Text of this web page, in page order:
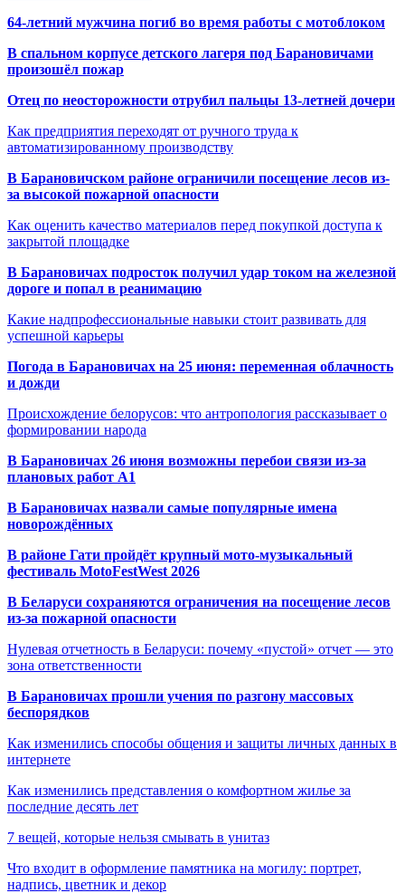
64-летний мужчина погиб во время работы с мотоблоком
В спальном корпусе детского лагеря под Барановичами
произошёл пожар
Отец по неосторожности отрубил пальцы 13-летней дочери
Как предприятия переходят от ручного труда к
автоматизированному производству
В Барановичском районе ограничили посещение лесов из-
за высокой пожарной опасности
Как оценить качество материалов перед покупкой доступа к
закрытой площадке
В Барановичах подросток получил удар током на железной
дороге и попал в реанимацию
Какие надпрофессиональные навыки стоит развивать для
успешной карьеры
Погода в Барановичах на 25 июня: переменная облачность
и дожди
Происхождение белорусов: что антропология рассказывает о
формировании народа
В Барановичах 26 июня возможны перебои связи из-за
плановых работ A1
В Барановичах назвали самые популярные имена
новорождённых
В районе Гати пройдёт крупный мото-музыкальный
фестиваль MotoFestWest 2026
В Беларуси сохраняются ограничения на посещение лесов
из-за пожарной опасности
Нулевая отчетность в Беларуси: почему «пустой» отчет — это
зона ответственности
В Барановичах прошли учения по разгону массовых
беспорядков
Как изменились способы общения и защиты личных данных в
интернете
Как изменились представления о комфортном жилье за
последние десять лет
7 вещей, которые нельзя смывать в унитаз
Что входит в оформление памятника на могилу: портрет,
надпись, цветник и декор